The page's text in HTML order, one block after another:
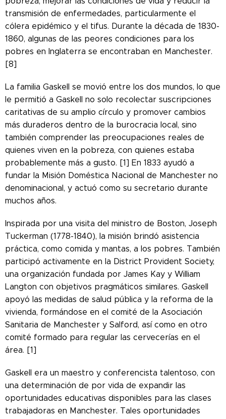
transmisión de enfermedades, particularmente el
cólera epidémico y el tifus. Durante la década de 1830-
1860, algunas de las peores condiciones para los
pobres en Inglaterra se encontraban en Manchester.
[8]
La familia Gaskell se movió entre los dos mundos, lo que
le permitió a Gaskell no solo recolectar suscripciones
caritativas de su amplio círculo y promover cambios
más duraderos dentro de la burocracia local, sino
también comprender las preocupaciones reales de
quienes viven en la pobreza, con quienes estaba
probablemente más a gusto. [1] En 1833 ayudó a
fundar la Misión Doméstica Nacional de Manchester no
denominacional, y actuó como su secretario durante
muchos años.
Inspirada por una visita del ministro de Boston, Joseph
Tuckerman (1778-1840), la misión brindó asistencia
práctica, como comida y mantas, a los pobres. También
participó activamente en la District Provident Society,
una organización fundada por James Kay y William
Langton con objetivos pragmáticos similares. Gaskell
apoyó las medidas de salud pública y la reforma de la
vivienda, formándose en el comité de la Asociación
Sanitaria de Manchester y Salford, así como en otro
comité formado para regular las cervecerías en el
área. [1]
Gaskell era un maestro y conferencista talentoso, con
una determinación de por vida de expandir las
oportunidades educativas disponibles para las clases
trabajadoras en Manchester. Tales oportunidades